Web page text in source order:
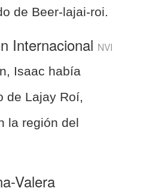
de Beer-lajai-roi.
Internacional NVI
Isaac había
de Lajay Roí,
la región del
Valera